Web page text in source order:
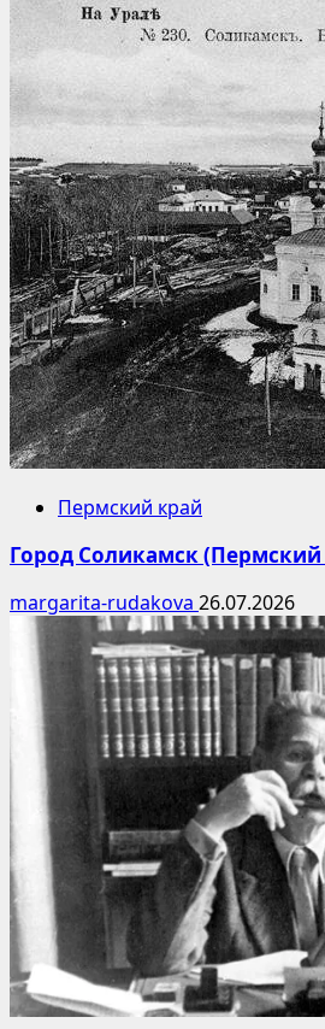
Пермский край
Город Соликамск (Пермский
margarita-rudakova 26.07.2026